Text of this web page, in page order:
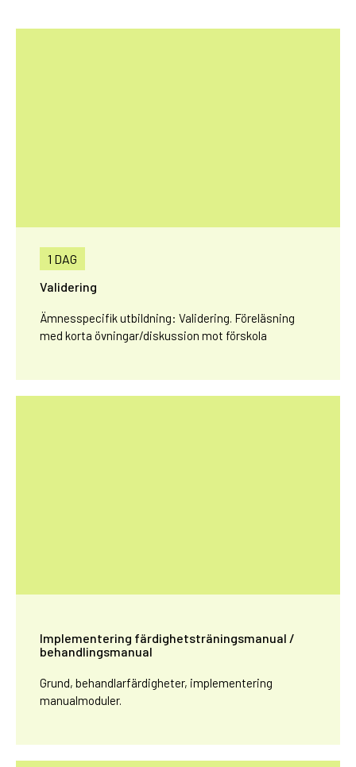
1 DAG
Validering
Ämnesspecifik utbildning: Validering. Föreläsning
med korta övningar/diskussion mot förskola
Implementering färdighetsträningsmanual /
behandlingsmanual
Grund, behandlarfärdigheter, implementering
manualmoduler.